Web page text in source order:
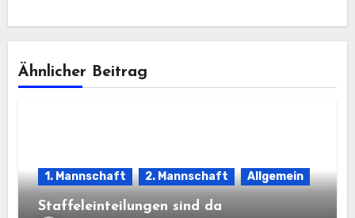
Ähnlicher Beitrag
1. Mannschaft 2. Mannschaft Allgemein
Staffeleinteilungen sind da